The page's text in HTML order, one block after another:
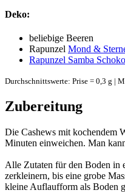
Deko:
beliebige Beeren
Rapunzel Mond &
Rapunzel Samba
Durchschnittswerte: Prise = 0,3 g |
Zubereitung
Die Cashews mit kochendem
Minuten einweichen. Man
Alle Zutaten für den Boden in
zerkleinern, bis eine grobe
kleine Auflaufform als Boden